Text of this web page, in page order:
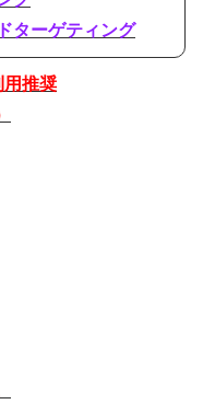
ターゲティング
推奨